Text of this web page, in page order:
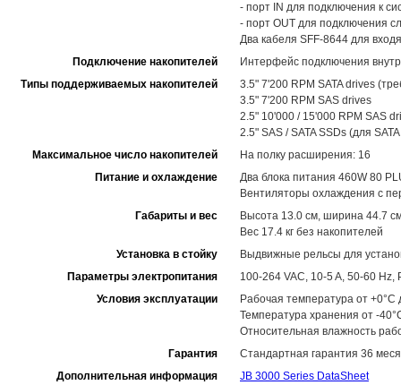
- порт IN для подключения к
- порт OUT для подключения
Два кабеля SFF-8644 для
Подключение накопителей
Интерфейс подключения
Типы поддерживаемых накопителей
3.5" 7'200 RPM SATA drives
3.5" 7'200 RPM SAS drives
2.5" 10'000 / 15'000 RPM SAS
2.5" SAS / SATA SSDs (для
Максимальное число накопителей
На полку расширения: 16
Питание и охлаждение
Два блока питания 460W 80
Вентиляторы охлаждения с
Габариты и вес
Высота 13.0 см, ширина 44.7
Вес 17.4 кг без накопителей
Установка в стойку
Выдвижные рельсы для
Параметры электропитания
100-264 VAC, 10-5 A, 50-60 Hz,
Условия эксплуатации
Рабочая температура от +0°C
Температура хранения от -
Относительная влажность
Гарантия
Стандартная гарантия 36
Дополнительная информация
JB 3000 Series DataSheet